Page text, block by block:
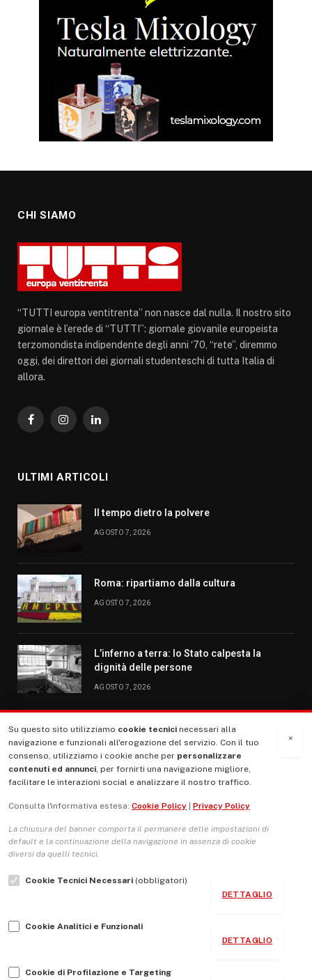
CHI SIAMO
“TUTTI europa ventitrenta” non nasce dal nulla. Il nostro sito
giornale è l’erede di “TUTTI”: giornale giovanile europeista
terzomondista indipendente degli anni ‘70, “rete”, diremmo
oggi, dei direttori dei giornali studenteschi di tutta Italia di
allora.
FacebookInstagramLinkedIn
ULTIMI ARTICOLI
Il tempo dietro la polvere
AGOSTO 7, 2026
Roma: ripartiamo dalla cultura
AGOSTO 7, 2026
L’inferno a terra: lo Stato calpesta la
dignità delle persone
AGOSTO 7, 2026
MENU
La Nostra Storia
Le Copertine
L’Associazione
Indirizzo Socio Politico Culturale
Guida per le autrici e gli autori
×
Su questo sito utilizziamo cookie tecnici necessari alla
navigazione e funzionali all'erogazione del servizio. Con il tuo
consenso, utilizziamo i cookie anche per personalizzare
contenuti ed annunci, per fornirti una navigazione migliore,
facilitare le interazioni social e analizzare il nostro traffico.
Consulta l'informativa estesa: Cookie Policy Privacy Policy
La chiusura del banner comporta il permanere delle impostazioni di
default e la continuazione della navigazione in assenza di cookie
diversi da quelli tecnici.
Cookie Tecnici Necessari (obbligatori)
DETTAGLIO
Cookie Analitici e Funzionali
DETTAGLIO
Cookie di Profilazione e Targeting